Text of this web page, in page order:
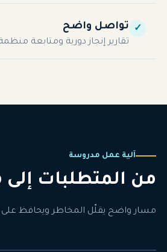
✓ تواصل واضح
تقارير إنجاز دورية ومتابعة
آلية عمل مدروسة
من المتطلبات إلى
مسار واضح يقلّل المخاطر ويحافظ